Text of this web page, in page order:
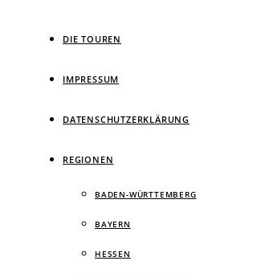
DIE TOUREN
IMPRESSUM
DATENSCHUTZERKLÄRUNG
REGIONEN
BADEN-WÜRTTEMBERG
BAYERN
HESSEN